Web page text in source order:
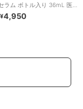
ラム ボトル入り 36mL 医薬
部外品
¥4,950